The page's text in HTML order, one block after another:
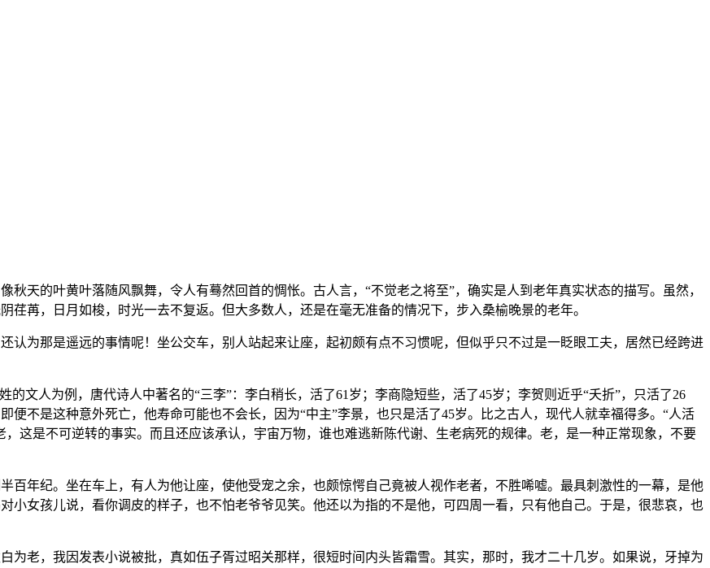
天的叶黄叶落随风飘舞，令人有蓦然回首的惆怅。古人言，“不觉老之将至”，确实是人到老年真实状态的描写。虽然，
苒，日月如梭，时光一去不复返。但大多数人，还是在毫无准备的情况下，步入桑榆晚景的老年。
认为那是遥远的事情呢！坐公交车，别人站起来让座，起初颇有点不习惯呢，但似乎只不过是一眨眼工夫，居然已经跨进
文人为例，唐代诗人中著名的“三李”：李白稍长，活了61岁；李商隐短些，活了45岁；李贺则近乎“夭折”，只活了26
便不是这种意外死亡，他寿命可能也不会长，因为“中主”李景，也只是活了45岁。比之古人，现代人就幸福得多。“人活
这是不可逆转的事实。而且还应该承认，宇宙万物，谁也难逃新陈代谢、生老病死的规律。老，是一种正常现象，不要
百年纪。坐在车上，有人为他让座，使他受宠之余，也颇惊愕自己竟被人视作老者，不胜唏嘘。最具刺激性的一幕，是他
小女孩儿说，看你调皮的样子，也不怕老爷爷见笑。他还以为指的不是他，可四周一看，只有他自己。于是，很悲哀，也
为老，我因发表小说被批，真如伍子胥过昭关那样，很短时间内头皆霜雪。其实，那时，我才二十几岁。如果说，牙掉为